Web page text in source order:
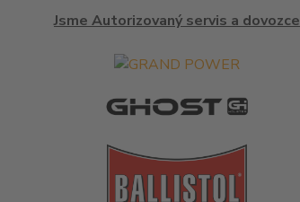
Jsme Autorizovaný servis a dovozce